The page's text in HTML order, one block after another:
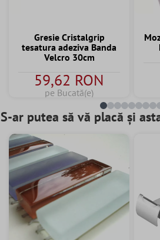
Gresie Cristalgrip
tesatura adeziva Banda
Velcro 30cm
59,62 RON
pe Bucată(e)
S-ar putea să vă placă și